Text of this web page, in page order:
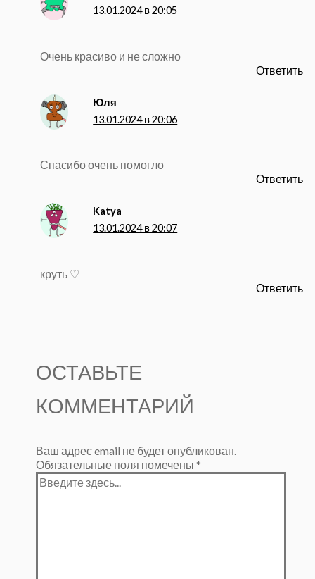
13.01.2024 в 20:05
Очень красиво и не сложно
Ответить
Юля
13.01.2024 в 20:06
Спасибо очень помогло
Ответить
Katya
13.01.2024 в 20:07
круть ♡
Ответить
ОСТАВЬТЕ
КОММЕНТАРИЙ
Ваш адрес email не будет опубликован.
Обязательные поля помечены *
Введите
здесь...